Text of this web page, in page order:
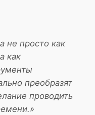
не просто как
как
преобразят
проводить